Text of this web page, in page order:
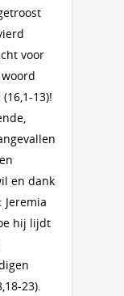
voor
13)!
en dank
Jeremia
hij lijdt
23).